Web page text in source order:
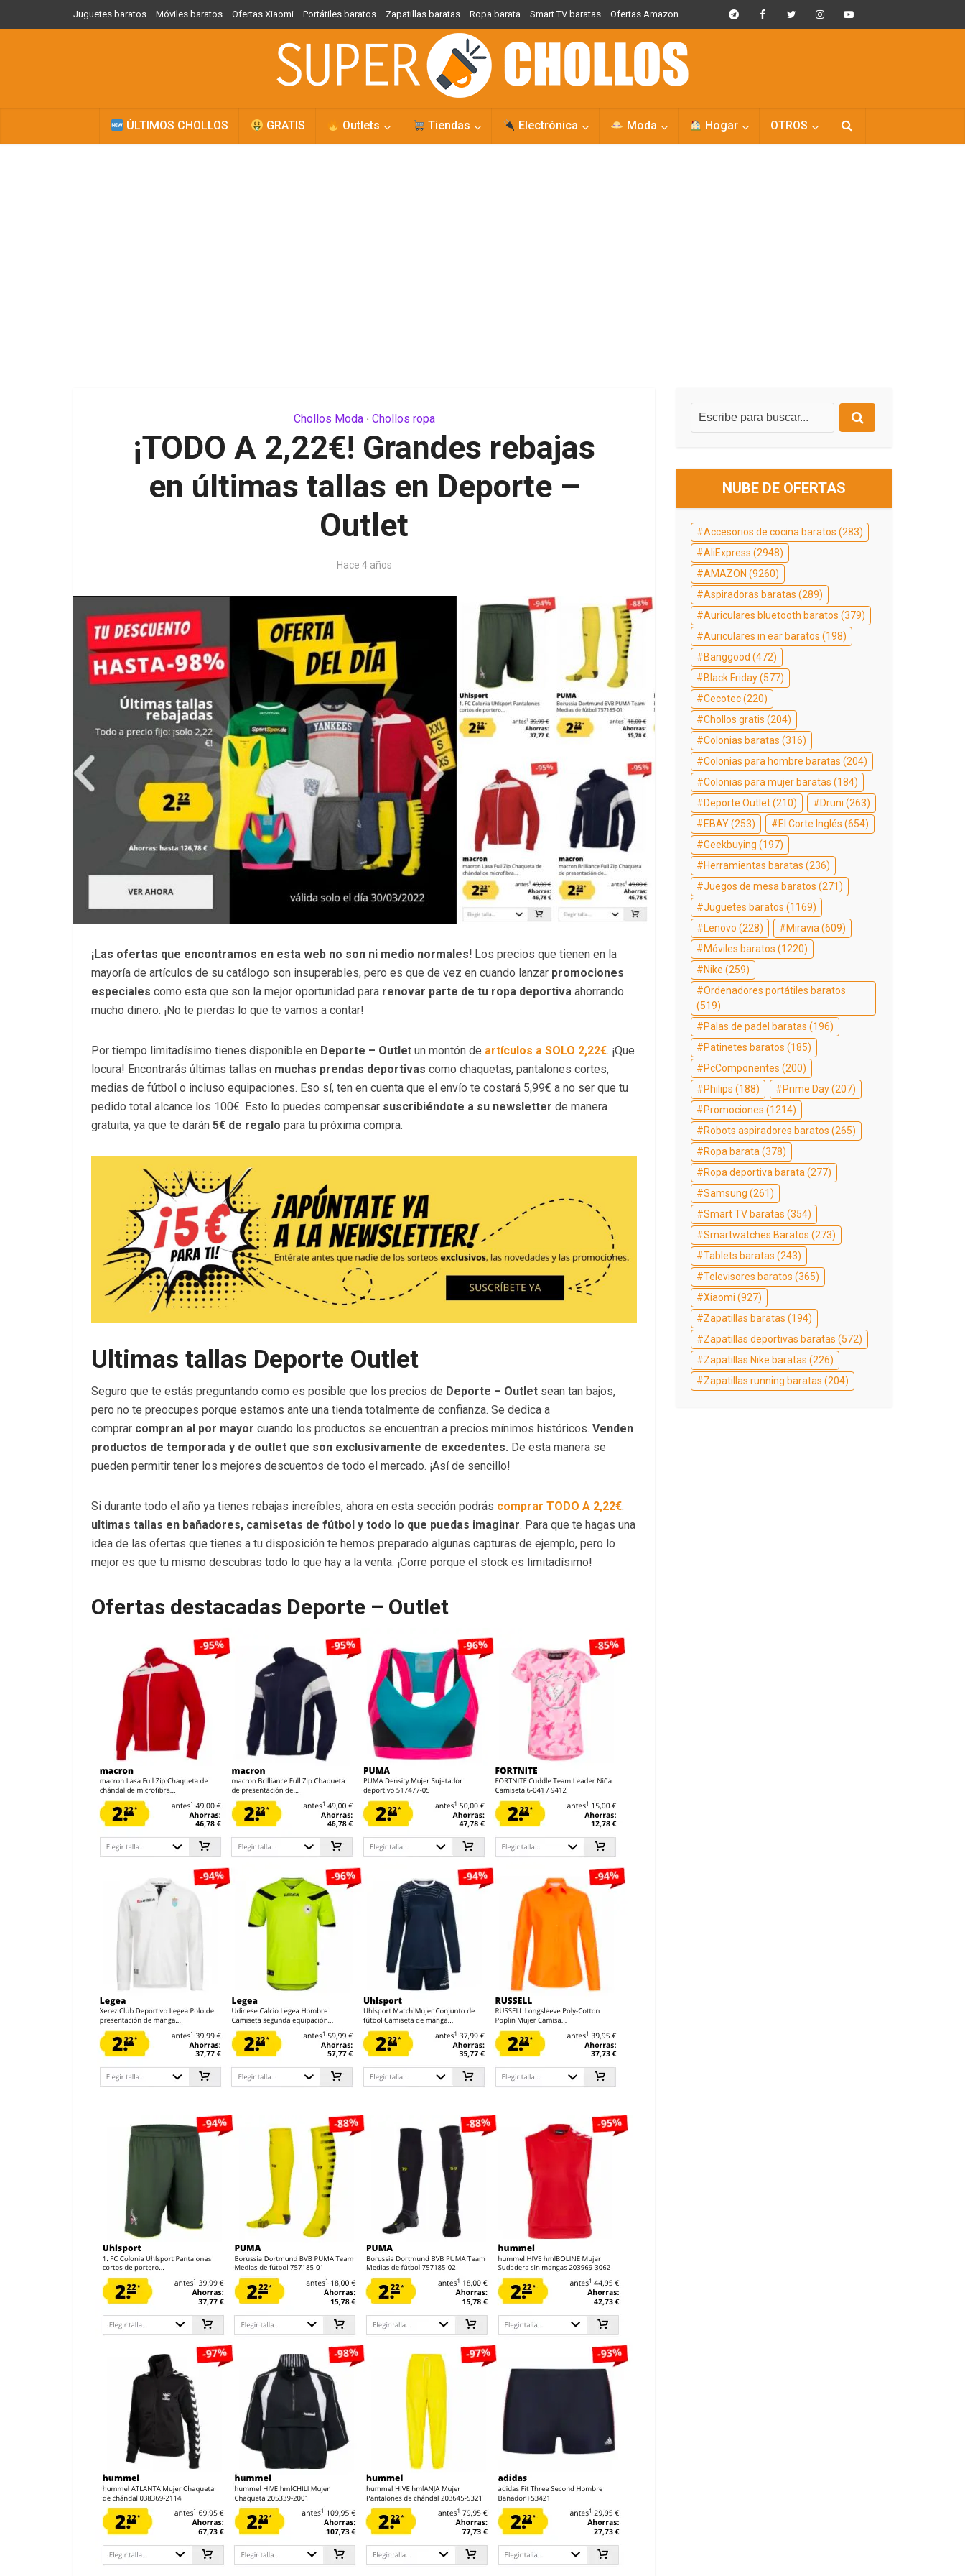
Juguetes baratos Móviles baratos Ofertas Xiaomi Portátiles baratos Zapatillas baratas Ropa barata Smart TV baratas Ofertas Amazon
ÚLTIMOS CHOLLOS GRATIS Outlets Tiendas Electrónica Moda Hogar OTROS
Chollos Moda • Chollos ropa
¡TODO A 2,22€! Grandes rebajas
en últimas tallas en Deporte –
Outlet
Hace 4 años
¡Las ofertas que encontramos en esta web no son ni medio normales! Los precios que tienen en la
mayoría de artículos de su catálogo son insuperables, pero es que de vez en cuando lanzar promociones
especiales como esta que son la mejor oportunidad para renovar parte de tu ropa deportiva ahorrando
mucho dinero. ¡No te pierdas lo que te vamos a contar!
Por tiempo limitadísimo tienes disponible en Deporte – Outlet un montón de artículos a SOLO 2,22€. ¡Que
locura! Encontrarás últimas tallas en muchas prendas deportivas como chaquetas, pantalones cortes,
medias de fútbol o incluso equipaciones. Eso sí, ten en cuenta que el envío te costará 5,99€ a no ser que tu
pedido total alcance los 100€. Esto lo puedes compensar suscribiéndote a su newsletter de manera
gratuita, ya que te darán 5€ de regalo para tu próxima compra.
Ultimas tallas Deporte Outlet
Seguro que te estás preguntando como es posible que los precios de Deporte – Outlet sean tan bajos,
pero no te preocupes porque estamos ante una tienda totalmente de confianza. Se dedica a
comprar compran al por mayor cuando los productos se encuentran a precios mínimos históricos. Venden
productos de temporada y de outlet que son exclusivamente de excedentes. De esta manera se
pueden permitir tener los mejores descuentos de todo el mercado. ¡Así de sencillo!
Si durante todo el año ya tienes rebajas increíbles, ahora en esta sección podrás comprar TODO A 2,22€:
ultimas tallas en bañadores, camisetas de fútbol y todo lo que puedas imaginar. Para que te hagas una
idea de las ofertas que tienes a tu disposición te hemos preparado algunas capturas de ejemplo, pero lo
mejor es que tu mismo descubras todo lo que hay a la venta. ¡Corre porque el stock es limitadísimo!
Ofertas destacadas Deporte – Outlet
NUBE DE OFERTAS
Accesorios de cocina baratos (283)
AliExpress (2948)
AMAZON (9260)
Aspiradoras baratas (289)
Auriculares bluetooth baratos (379)
Auriculares in ear baratos (198)
Banggood (472)
Black Friday(577)
Cecotec(220)
Chollos gratis (204)
Colonias baratas (316)
Colonias para hombre baratas (204)
Colonias para mujer baratas (184)
Deporte Outlet(210) Druni (263)
EBAY(253) El Corte Inglés (654)
Geekbuying (197)
Herramientas baratas (236)
Juegos de mesa baratos (271)
Juguetes baratos (1169)
Lenovo (228) Miravia (609)
Móviles baratos (1220)
Nike (259)
Ordenadores portátiles baratos
(519)
Palas de padel baratas (196)
Patinetes baratos (185)
PcComponentes (200)
Philips (188) Prime Day(207)
Promociones (1214)
Robots aspiradores baratos (265)
Ropa barata (378)
Ropa deportiva barata (277)
Samsung (261)
Smart TV baratas (354)
Smartwatches Baratos (273)
Tablets baratas (243)
Televisores baratos (365)
Xiaomi (927)
Zapatillas baratas (194)
Zapatillas deportivas baratas (572)
Zapatillas Nike baratas (226)
Zapatillas running baratas (204)